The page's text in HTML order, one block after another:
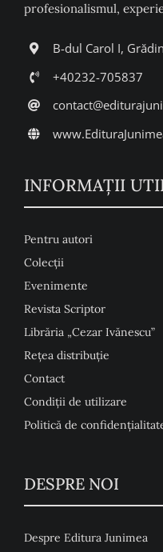
profesionalismul,
B-dul Carol I,
+40232-705837
INFORMAŢII
Pentru autori
Colecţii
Evenimente
Revista Scriptor
Librăria „Cezar Ivănescu”
Rețea distribuție
Contact
Condiţii de utilizare
Politică de
DESPRE NOI
Despre Editura Junimea